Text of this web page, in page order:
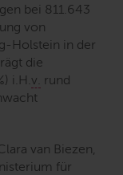
bei 811.643
von
Holstein in der
die
i.H. v. rund
van Biezen,
für